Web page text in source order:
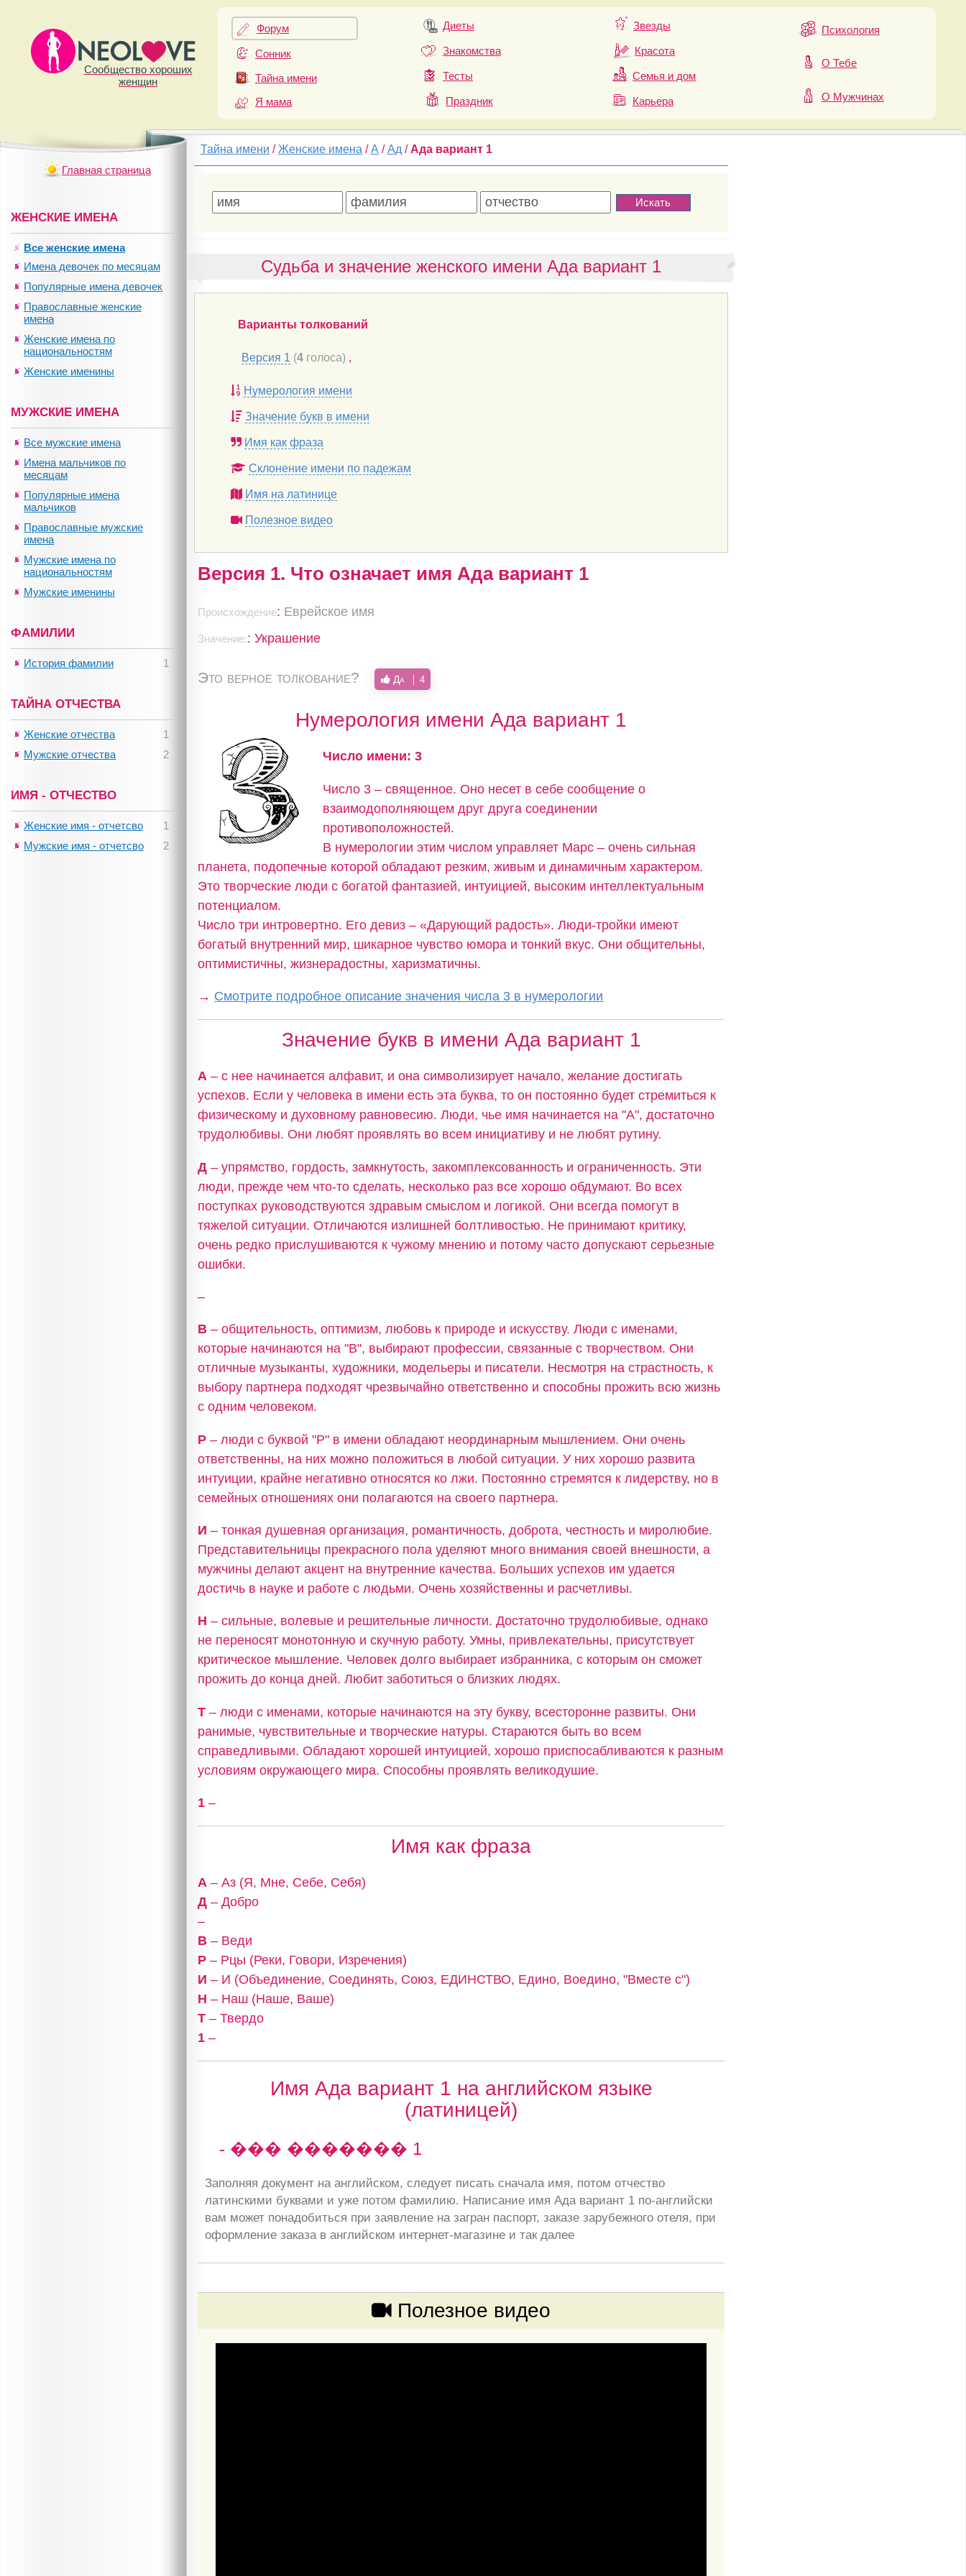
Сообщество хороших
женщин
Форум
Сонник
Тайна имени
Я мама
Диеты
Знакомства
Тесты
Праздник
Звезды
Красота
Семья и дом
Карьера
Психология
О Тебе
О Мужчинах
Тайна имени / Женские имена /А /Ад / Ада вариант 1
Судьба и значение женского имени Ада вариант 1
Варианты толкований
Версия 1 (4 голоса) ,
Нумерология имени
Значение букв в имени
Имя как фраза
Склонение имени по падежам
Имя на латинице
Полезное видео
Версия 1. Что означает имя Ада вариант 1
Происхождение: Еврейское имя
Значение:: Украшение
Это верное толкование? Да 4
Нумерология имени Ада вариант 1
Число имени: 3
Число 3 – священное. Оно несет в себе сообщение о
взаимодополняющем друг друга соединении
противоположностей.
В нумерологии этим числом управляет Марс – очень сильная
планета, подопечные которой обладают резким, живым и динамичным характером.
Это творческие люди с богатой фантазией, интуицией, высоким интеллектуальным
потенциалом.
Число три интровертно. Его девиз – «Дарующий радость». Люди-тройки имеют
богатый внутренний мир, шикарное чувство юмора и тонкий вкус. Они общительны,
оптимистичны, жизнерадостны, харизматичны.
→ Смотрите подробное описание значения числа 3 в нумерологии
Значение букв в имени Ада вариант 1
А – с нее начинается алфавит, и она символизирует начало, желание достигать
успехов. Если у человека в имени есть эта буква, то он постоянно будет стремиться к
физическому и духовному равновесию. Люди, чье имя начинается на "А", достаточно
трудолюбивы. Они любят проявлять во всем инициативу и не любят рутину.
Д – упрямство, гордость, замкнутость, закомплексованность и ограниченность. Эти
люди, прежде чем что-то сделать, несколько раз все хорошо обдумают. Во всех
поступках руководствуются здравым смыслом и логикой. Они всегда помогут в
тяжелой ситуации. Отличаются излишней болтливостью. Не принимают критику,
очень редко прислушиваются к чужому мнению и потому часто допускают серьезные
ошибки.
–
В – общительность, оптимизм, любовь к природе и искусству. Люди с именами,
которые начинаются на "В", выбирают профессии, связанные с творчеством. Они
отличные музыканты, художники, модельеры и писатели. Несмотря на страстность, к
выбору партнера подходят чрезвычайно ответственно и способны прожить всю жизнь
с одним человеком.
Р – люди с буквой "Р" в имени обладают неординарным мышлением. Они очень
ответственны, на них можно положиться в любой ситуации. У них хорошо развита
интуиции, крайне негативно относятся ко лжи. Постоянно стремятся к лидерству, но в
семейных отношениях они полагаются на своего партнера.
И – тонкая душевная организация, романтичность, доброта, честность и миролюбие.
Представительницы прекрасного пола уделяют много внимания своей внешности, а
мужчины делают акцент на внутренние качества. Больших успехов им удается
достичь в науке и работе с людьми. Очень хозяйственны и расчетливы.
Н – сильные, волевые и решительные личности. Достаточно трудолюбивые, однако
не переносят монотонную и скучную работу. Умны, привлекательны, присутствует
критическое мышление. Человек долго выбирает избранника, с которым он сможет
прожить до конца дней. Любит заботиться о близких людях.
Т – люди с именами, которые начинаются на эту букву, всесторонне развиты. Они
ранимые, чувствительные и творческие натуры. Стараются быть во всем
справедливыми. Обладают хорошей интуицией, хорошо приспосабливаются к разным
условиям окружающего мира. Способны проявлять великодушие.
1 –
Имя как фраза
А – Аз (Я, Мне, Себе, Себя)
Д – Добро
–
В – Веди
Р – Рцы (Реки, Говори, Изречения)
И – И (Объединение, Соединять, Союз, ЕДИНСТВО, Едино, Воедино, "Вместе с")
Н – Наш (Наше, Ваше)
Т – Твердо
1 –
Имя Ада вариант 1 на английском языке
(латиницей)
- ��� ������� 1
Заполняя документ на английском, следует писать сначала имя, потом отчество
латинскими буквами и уже потом фамилию. Написание имя Ада вариант 1 по-английски
вам может понадобиться при заявление на загран паспорт, заказе зарубежного отеля, при
оформление заказа в английском интернет-магазине и так далее
Полезное видео
Главная страница
ЖЕНСКИЕ ИМЕНА
Все женские имена
Имена девочек по месяцам
Популярные имена девочек
Православные женские
имена
Женские имена по
национальностям
Женские именины
МУЖСКИЕ ИМЕНА
Все мужские имена
Имена мальчиков по
месяцам
Популярные имена
мальчиков
Православные мужские
имена
Мужские имена по
национальностям
Мужские именины
ФАМИЛИИ
1
История фамилии
ТАЙНА ОТЧЕСТВА
1
Женские отчества
2
Мужские отчества
ИМЯ - ОТЧЕСТВО
1
Женские имя - отчетсво
2
Мужские имя - отчетсво